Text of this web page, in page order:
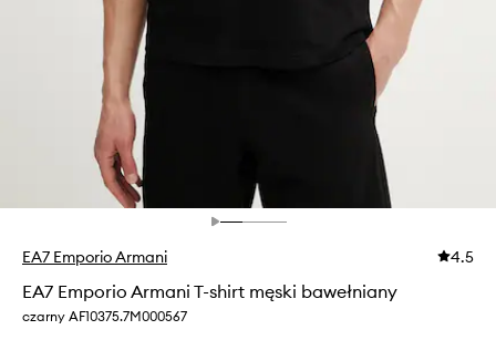
EA7 Emporio Armani 4.5
EA7 Emporio Armani T-shirt męski bawełniany
czarny AF10375.7M000567